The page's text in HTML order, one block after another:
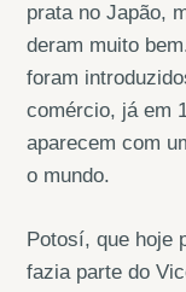
prata no Japão,
deram muito
foram
comércio, já em
aparecem com
o mundo.
Potosí, que hoje
fazia parte do